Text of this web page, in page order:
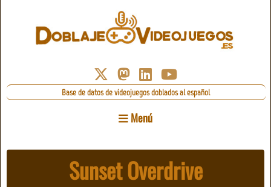
Base de datos de videojuegos doblados al español
Menú
Sunset Overdrive